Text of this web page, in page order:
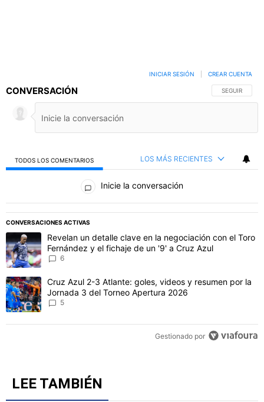
CONVERSACIÓN SIGA ESTA
SEGUIR
INICIAR SESIÓN CREAR CUENTA
TODOS LOS COMENTARIOS LOS MÁS RECIENTES
Todos los comentarios
Inicie la conversación
CONVERSACIONES ACTIVAS
Este listado muestra los artículos con más comentarios en los
Un artículo de tendencia con el título "Revelan un detalle clave
Revelan un detalle clave en la negociación con el Toro
Fernández y el fichaje de un '9' a Cruz Azul
Un artículo de tendencia con el título "Cruz Azul 2-3 Atlante:
Cruz Azul 2-3 Atlante: goles, videos y resumen por la